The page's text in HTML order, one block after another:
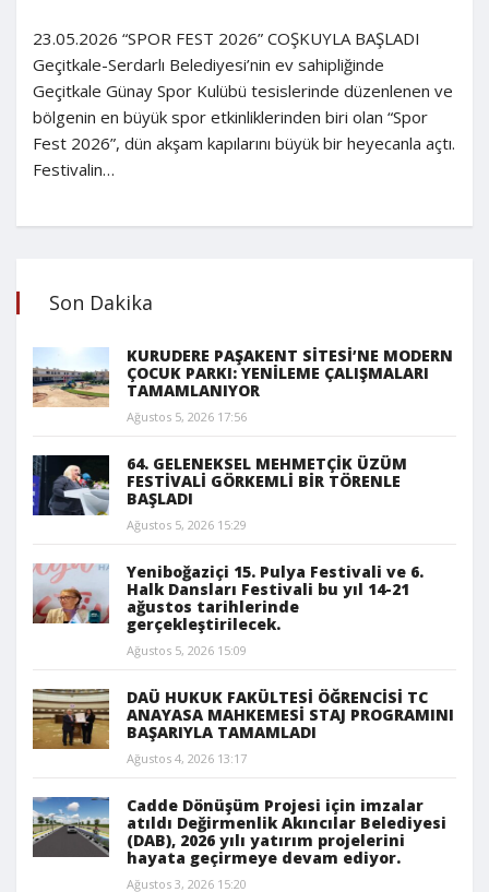
23.05.2026 “SPOR FEST 2026” COŞKUYLA BAŞLADI
Geçitkale-Serdarlı Belediyesi’nin ev sahipliğinde
Geçitkale Günay Spor Kulübü tesislerinde düzenlenen ve
bölgenin en büyük spor etkinliklerinden biri olan “Spor
Fest 2026”, dün akşam kapılarını büyük bir heyecanla açtı.
Festivalin…
Son Dakika
KURUDERE PAŞAKENT SİTESİ’NE MODERN
ÇOCUK PARKI: YENİLEME ÇALIŞMALARI
TAMAMLANIYOR
Ağustos 5, 2026 17:56
64. GELENEKSEL MEHMETÇİK ÜZÜM
FESTİVALİ GÖRKEMLİ BİR TÖRENLE
BAŞLADI
Ağustos 5, 2026 15:29
Yeniboğaziçi 15. Pulya Festivali ve 6.
Halk Dansları Festivali bu yıl 14-21
ağustos tarihlerinde
gerçekleştirilecek.
Ağustos 5, 2026 15:09
DAÜ HUKUK FAKÜLTESİ ÖĞRENCİSİ TC
ANAYASA MAHKEMESİ STAJ PROGRAMINI
BAŞARIYLA TAMAMLADI
Ağustos 4, 2026 13:17
Cadde Dönüşüm Projesi için imzalar
atıldı Değirmenlik Akıncılar Belediyesi
(DAB), 2026 yılı yatırım projelerini
hayata geçirmeye devam ediyor.
Ağustos 3, 2026 15:20